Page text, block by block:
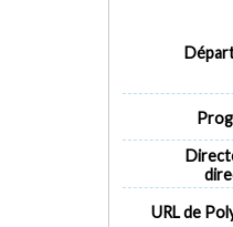
la quantité
fissuration
contraintes
résistance en
Leutbecher,
excellentes
ABSTRACT
URL de